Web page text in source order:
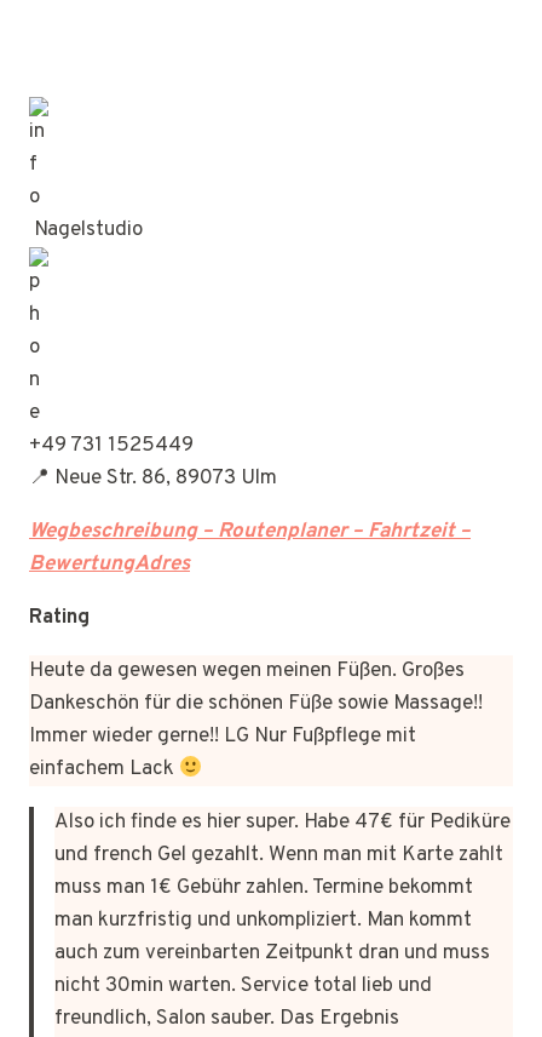
Nagelstudio
+49 731 1525449
📍 Neue Str. 86, 89073 Ulm
Wegbeschreibung – Routenplaner – Fahrtzeit –
BewertungAdres
Rating
Heute da gewesen wegen meinen Füßen. Großes
Dankeschön für die schönen Füße sowie Massage!!
Immer wieder gerne!! LG Nur Fußpflege mit
einfachem Lack
Also ich finde es hier super. Habe 47€ für Pediküre
und french Gel gezahlt. Wenn man mit Karte zahlt
muss man 1€ Gebühr zahlen. Termine bekommt
man kurzfristig und unkompliziert. Man kommt
auch zum vereinbarten Zeitpunkt dran und muss
nicht 30min warten. Service total lieb und
freundlich, Salon sauber. Das Ergebnis